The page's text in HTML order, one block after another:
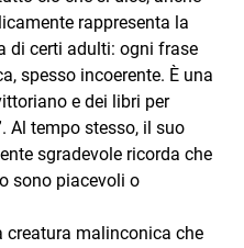
rappresenta la
di certi adulti: ogni frase
spesso incoerente. È una
e dei libri per
Al tempo stesso, il suo
sgradevole ricorda che
sono piacevoli o
creatura malinconica che